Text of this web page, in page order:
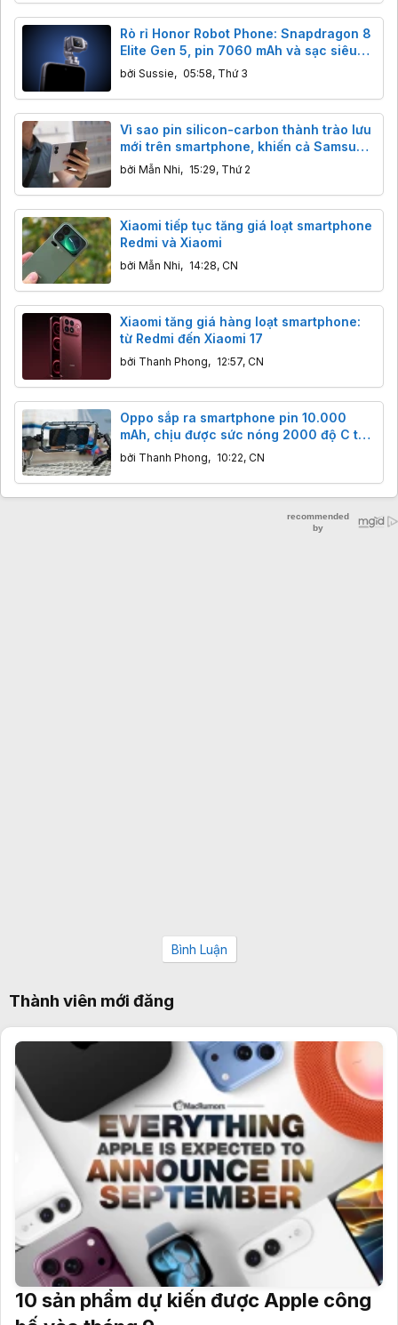
Rò rỉ Honor Robot Phone: Snapdragon 8
Elite Gen 5, pin 7060 mAh và sạc siêu
tốc 120W
bởi Sussie, 05:58, Thứ 3
Vì sao pin silicon-carbon thành trào lưu
mới trên smartphone, khiến cả Samsung
cũng phải nhập cuộc?
bởi Mẫn Nhi, 15:29, Thứ 2
Xiaomi tiếp tục tăng giá loạt smartphone
Redmi và Xiaomi
bởi Mẫn Nhi, 14:28, CN
Xiaomi tăng giá hàng loạt smartphone:
từ Redmi đến Xiaomi 17
bởi Thanh Phong, 12:57, CN
Oppo sắp ra smartphone pin 10.000
mAh, chịu được sức nóng 2000 độ C từ
lửa đuôi tên lửa
bởi Thanh Phong, 10:22, CN
Bình Luận
Thành viên mới đăng
10 sản phẩm dự kiến được Apple công